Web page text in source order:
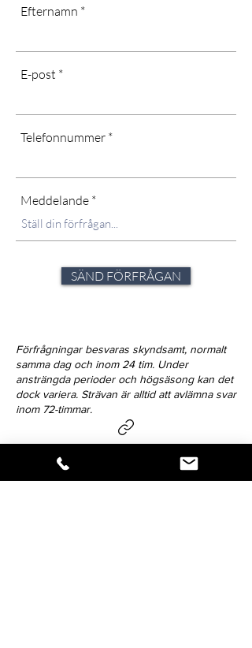
Efternamn
E-post
Telefonnummer
Meddelande
SÄND FÖRFRÅGAN
Förfrågningar besvaras skyndsamt, normalt
samma dag och inom 24 tim. Under
ansträngda perioder och högsäsong kan det
dock variera. Strävan är alltid att avlämna svar
inom 72-timmar.